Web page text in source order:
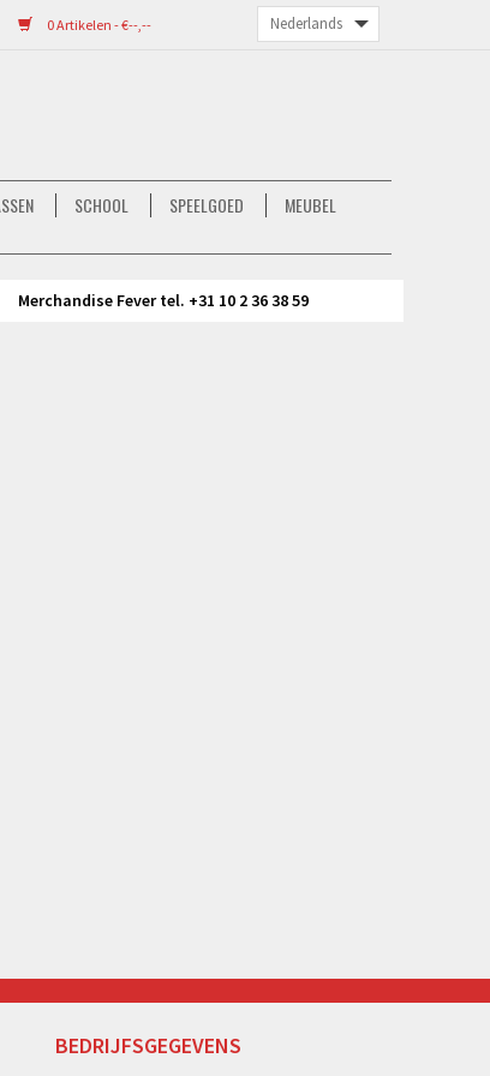
0 Artikelen - €--,--
SCHOOL SPEELGOED
MEUBEL
Merchandise Fever tel. +31 10 2 36 38 59
BEDRIJFSGEGEVENS